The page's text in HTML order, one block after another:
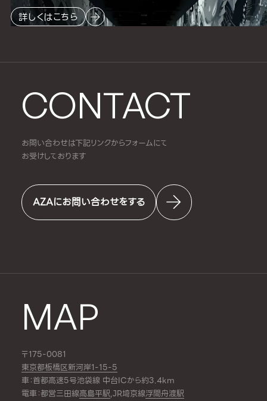
CONTACT
お問い合わせは下記リンクからフォームにて
お受けしております
AZAにお問い合わせをする
MAP
〒175-0081
東京都板橋区新河岸1-15-5
車：首都高速5号池袋線 中台ICから約3.4km
電車：都営三田線高島平駅,JR埼京線浮間舟渡駅
詳しくはこちら